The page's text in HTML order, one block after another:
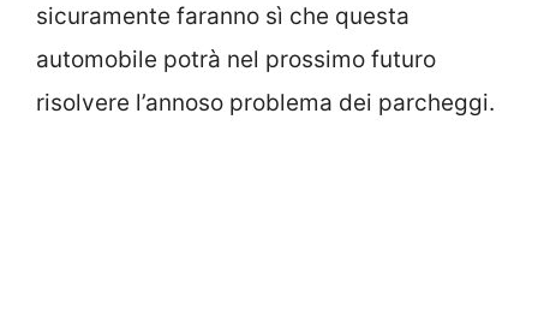
sicuramente faranno sì che questa
automobile potrà nel prossimo futuro
risolvere l’annoso problema dei parcheggi.